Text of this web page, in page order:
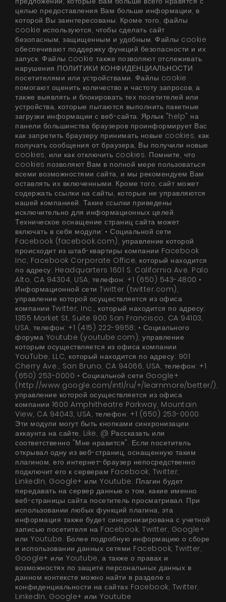
Продукты
О нас
Страница дизайнера
Техническая поддержка
Виртуальный салон
Где купить
Галерея
Акции
Сотрудничество
Контакты
UA|RU
целью предоставления Вам больше информации, в
которой Вы заинтересованы. Кроме того, файлы
cookie используются, чтобы сделать сайт
безопасным, защищенным и удобным. Файлы cookie
обеспечивают поддержку функций безопасности и их
запуск. Файлы cookie также позволяют отслеживать
нарушения ПОЛИТИКИ КОНФИДЕНЦИАЛЬНОСТИ
посетителями или устройствами. Файлы cookie
помогают оценить количество и частоту запросов, а
также выявлять и блокировать тех посетителей или
устройства, которые пытаются выполнить пакетные
загрузки информации с веб-сайта. Ярлык "help" на
панели большинства браузеров проинформирует Вас
как запретить браузеру принимать новые cookies, как
получать сообщения от браузера, Вы получили новые
cookies, или как отключить cookies. Помните, что
cookies позволяют Вам в полной мере пользоваться
всеми возможностями сайта, и мы рекомендуем Вам
оставлять их включенными. Кроме того, сайт может
содержать ссылки на сайты, которые не управляются
нашей компанией. Такие ссылки приведены
исключительно для информационных целей.
Техническое оснащение страниц сайта может
включать в себя модули: • Социальной сети
Facebook (facebook.com), управление которой
происходит из штаб-квартиры компании Facebook
Inc, Facebook Corporate Office, который находится
по адресу: Headquarters 1601 S. California Ave. Palo
Alto, CA 94304, USA, телефон: +1 (650) 543-4800 •
Информационной сети Twitter (twitter.com),
управление которой осуществляется из офиса
компании Twitter, Inc., который находится по адресу:
1355 Market St, Suite 900 San Francisco, CA 94103,
USA, телефон: +1 (415) 222-9958; • Социального
форума Youtube (youtube.com), управление
которым осуществляется из офиса компании
YouTube, LLC, который находится по адресу: 901
Cherry Ave., San Bruno, CA 94066, USA, телефон: +1
(650) 253-0000 • Социальной сети Google+
(http://www.google.com/intl/ru/+/learnmore/better/),
управление которой осуществляется из офиса
компании 1600 Amphitheatre Parkway, Mountain
View, CA 94043, USA, телефон: +1 (650) 253-0000.
Эти модули могут быть кнопками синхронизации
аккаунта на сайте, Like, @ Рассказать или
соответственно "Мне нравится". Если посетитель
открывал одну из веб-страниц, оснащенную таким
плагином, его интернет-браузер непосредственно
подключит его к серверам Facebook, Twitter,
LinkedIn, Google+ или Youtube. Плагин будет
передавать на сервер данные о том, какие именно
веб-страницы сайта посетитель просматривал. При
использовании любых функций плагина, эта
информация также будет синхронизирована с учетной
записью посетителя на Facebook, Twitter, Google+
или Youtube. Более подробную информацию о сборе
и использовании данных сетями Facebook, Twitter,
Google+ или Youtube, а также о правах и
возможностях по защите персональных данных в
данном контексте можно найти в разделе о
конфиденциальности на сайтах Facebook, Twitter,
LinkedIn, Google+ или Youtube